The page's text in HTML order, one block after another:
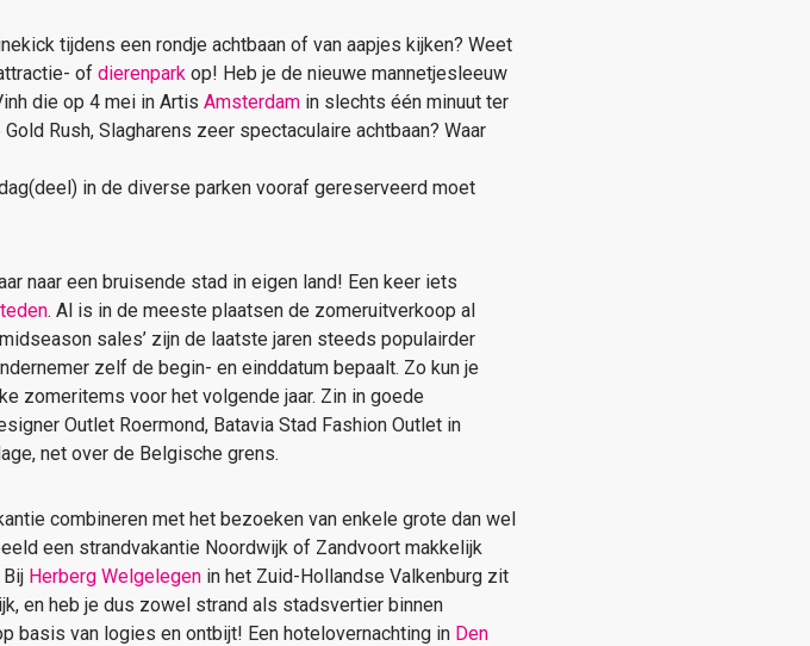
tijdens een rondje achtbaan of van aapjes kijken? Weet
of dierenpark op! Heb je de nieuwe mannetjesleeuw
die op 4 mei in Artis Amsterdam in slechts één minuut ter
Rush, Slagharens zeer spectaculaire achtbaan? Waar
in de diverse parken vooraf gereserveerd moet
naar een bruisende stad in eigen land! Een keer iets
. Al is in de meeste plaatsen de zomeruitverkoop al
sales’ zijn de laatste jaren steeds populairder
zelf de begin- en einddatum bepaalt. Zo kun je
zomeritems voor het volgende jaar. Zin in goede
Outlet Roermond, Batavia Stad Fashion Outlet in
net over de Belgische grens.
combineren met het bezoeken van enkele grote dan wel
een strandvakantie Noordwijk of Zandvoort makkelijk
Herberg Welgelegen in het Zuid-Hollandse Valkenburg zit
en heb je dus zowel strand als stadsvertier binnen
basis van logies en ontbijt! Een hotelovernachting in Den